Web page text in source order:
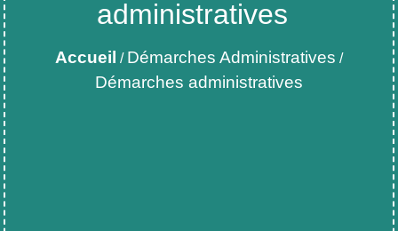
administratives
Accueil / Démarches Administratives /
Démarches administratives